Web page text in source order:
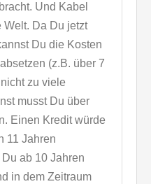
Und Kabel
Welt. Da Du jetzt
Du die Kosten
(z.B. über 7
zu viele
musst Du über
Einen Kredit würde
11 Jahren
ab 10 Jahren
in dem Zeitraum